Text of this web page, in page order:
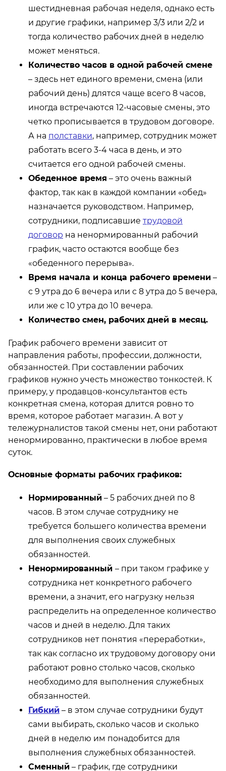
шестидневная рабочая неделя, однако есть
и другие графики, например 3/3 или 2/2 и
тогда количество рабочих дней в неделю
может меняться.
Количество часов в одной рабочей смене
– здесь нет единого времени, смена (или
рабочий день) длятся чаще всего 8 часов,
иногда встречаются 12-часовые смены, это
четко прописывается в трудовом договоре.
А на полставки, например, сотрудник может
работать всего 3-4 часа в день, и это
считается его одной рабочей смены.
Обеденное время – это очень важный
фактор, так как в каждой компании «обед»
назначается руководством. Например,
сотрудники, подписавшие трудовой
договор на ненормированный рабочий
график, часто остаются вообще без
«обеденного перерыва».
Время начала и конца рабочего времени –
с 9 утра до 6 вечера или с 8 утра до 5 вечера,
или же с 10 утра до 10 вечера.
Количество смен, рабочих дней в месяц.
График рабочего времени зависит от
направления работы, профессии, должности,
обязанностей. При составлении рабочих
графиков нужно учесть множество тонкостей. К
примеру, у продавцов-консультантов есть
конкретная смена, которая длится ровно то
время, которое работает магазин. А вот у
тележурналистов такой смены нет, они работают
ненормированно, практически в любое время
суток.
Основные форматы рабочих графиков:
Нормированный – 5 рабочих дней по 8
часов. В этом случае сотруднику не
требуется большего количества времени
для выполнения своих служебных
обязанностей.
Ненормированный – при таком графике у
сотрудника нет конкретного рабочего
времени, а значит, его нагрузку нельзя
распределить на определенное количество
часов и дней в неделю. Для таких
сотрудников нет понятия «переработки»,
так как согласно их трудовому договору они
работают ровно столько часов, сколько
необходимо для выполнения служебных
обязанностей.
Гибкий – в этом случае сотрудники будут
сами выбирать, сколько часов и сколько
дней в неделю им понадобится для
выполнения служебных обязанностей.
Сменный – график, где сотрудники